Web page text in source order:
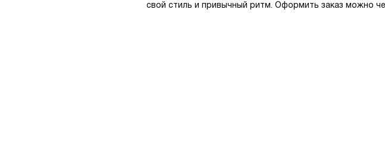
свой стиль и привычный ритм. Оформить заказ можно